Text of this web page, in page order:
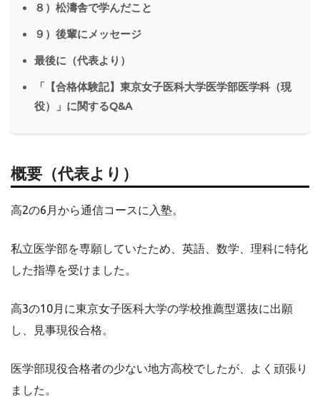
８）松濤舎で学んだこと
９）後輩にメッセージ
最後に（代表より）
「【合格体験記】東京女子医科大学医学部医学科（現
役）」に関するQ&A
概要（代表より）
高2の6月から通信コースに入塾。
私立医学部を専願していたため、英語、数学、理科に特化
した指導を受けました。
高3の10月に東京女子医科大学の学校推薦型選抜に出願
し、見事現役合格。
医学部現役合格者の少ない地方高校でしたが、よく頑張り
ました。